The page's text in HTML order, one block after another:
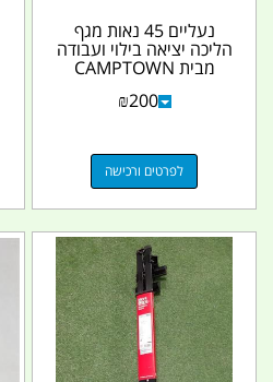
נעליים 45 נאות מגף
הליכה יציאה בילוי ועבודה
מבית CAMPTOWN
קמפינג...
₪200
לפרטים ורכישה